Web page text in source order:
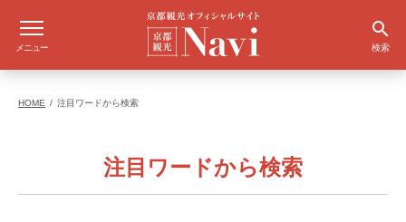
メニュー 検索
HOME 注目ワードから検索
注目ワードから検索